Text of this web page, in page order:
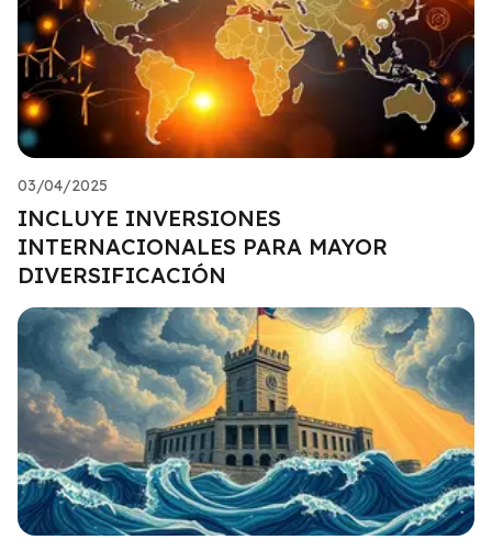
03/04/2025
INCLUYE INVERSIONES
INTERNACIONALES PARA MAYOR
DIVERSIFICACIÓN